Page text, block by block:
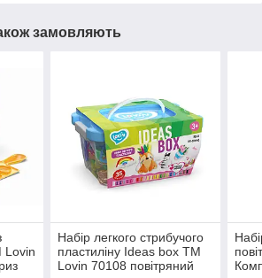
замовляють
Lovin
Набір легкого стрибучого
пластиліну Ideas box ТМ
Lovin 70108 повітряний